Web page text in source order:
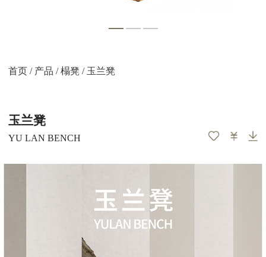
首页 / 产品 /榻凳 / 玉兰凳
玉兰凳
YU LAN BENCH